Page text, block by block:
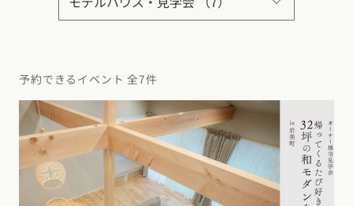
性能
デザイン
家づくりの流れ
全国の工務店を探す
北海道・東北エリア
北海道青森県岩手県 宮城県秋田県山形県福島県
関東エリア
東京都神奈川県 埼玉県千葉県茨城県 栃木県群馬県
施工事例
施工事例一覧
平屋
【特集】平屋の注文住宅
動画で学ぶ注文住宅
予約できるイベント 全7件